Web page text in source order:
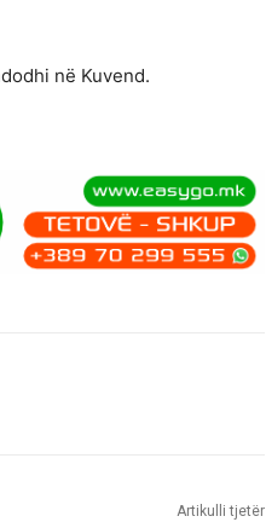
në Kuvend.
Artikulli tjetër